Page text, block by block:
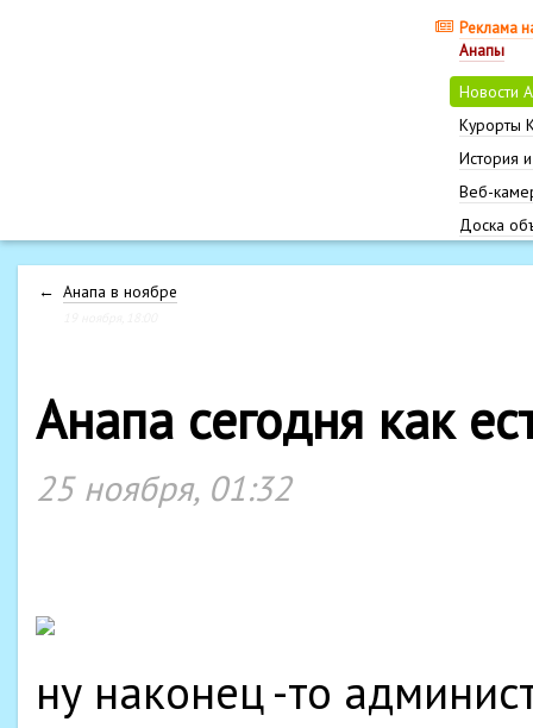
Реклама
Анапы
Новости
Курорты
История
Веб-
Доска
← Анапа в ноябре
Анапа сегодня как
25 ноября, 01:32
ну наконец -то